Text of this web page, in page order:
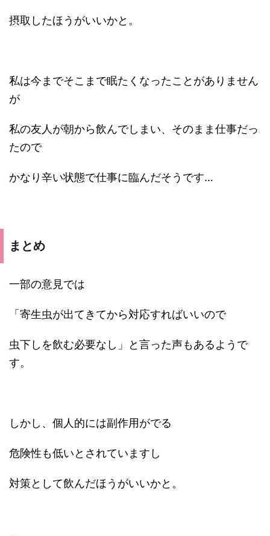
摂取したほうがいいかと。
私は今までそこまで眠たくなったことがありません
が
私の友人が朝から飲んでしまい、そのまま仕事だっ
たので
かなり辛い状態で仕事に臨んだそうです…
まとめ
一部の意見では
「寄生虫が出てきてから対応すればいいので
虫下しを飲む必要なし」と言った声もあるようで
す。
しかし、個人的には副作用がでる
危険性も低いとされていますし
対策として飲んだほうがいいかと。